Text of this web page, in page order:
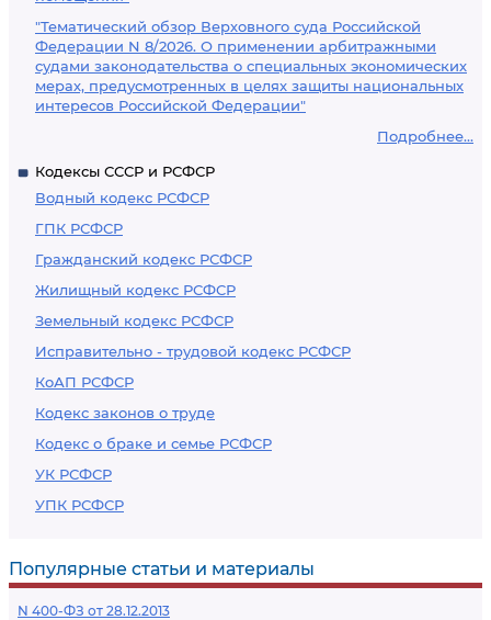
"Тематический обзор Верховного суда Российской
Федерации N 8/2026. О применении арбитражными
судами законодательства о специальных экономических
мерах, предусмотренных в целях защиты национальных
интересов Российской Федерации"
Подробнее...
Кодексы СССР и РСФСР
Водный кодекс РСФСР
ГПК РСФСР
Гражданский кодекс РСФСР
Жилищный кодекс РСФСР
Земельный кодекс РСФСР
Исправительно - трудовой кодекс РСФСР
КоАП РСФСР
Кодекс законов о труде
Кодекс о браке и семье РСФСР
УК РСФСР
УПК РСФСР
Популярные статьи и материалы
N 400-ФЗ от 28.12.2013